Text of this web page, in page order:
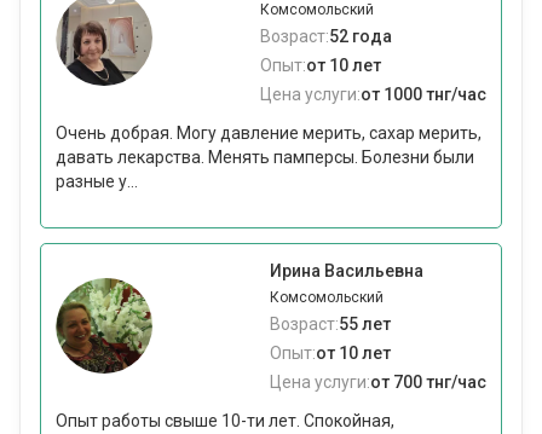
Комсомольский
Возраст:52 года
Опыт:от 10 лет
Цена услуги:от 1000 тнг/час
Очень добрая. Могу давление мерить, сахар мерить,
давать лекарства. Менять памперсы. Болезни были
разные у...
Ирина Васильевна
Комсомольский
Возраст:55 лет
Опыт:от 10 лет
Цена услуги:от 700 тнг/час
Опыт работы свыше 10-ти лет. Спокойная,